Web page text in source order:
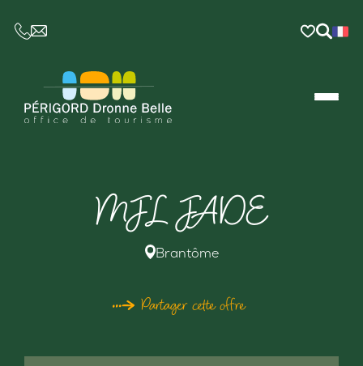
CE LIEN OUVRIRA VOTRE LOGICIEL DE
MJL JADE
Brantôme
Partager cette offre